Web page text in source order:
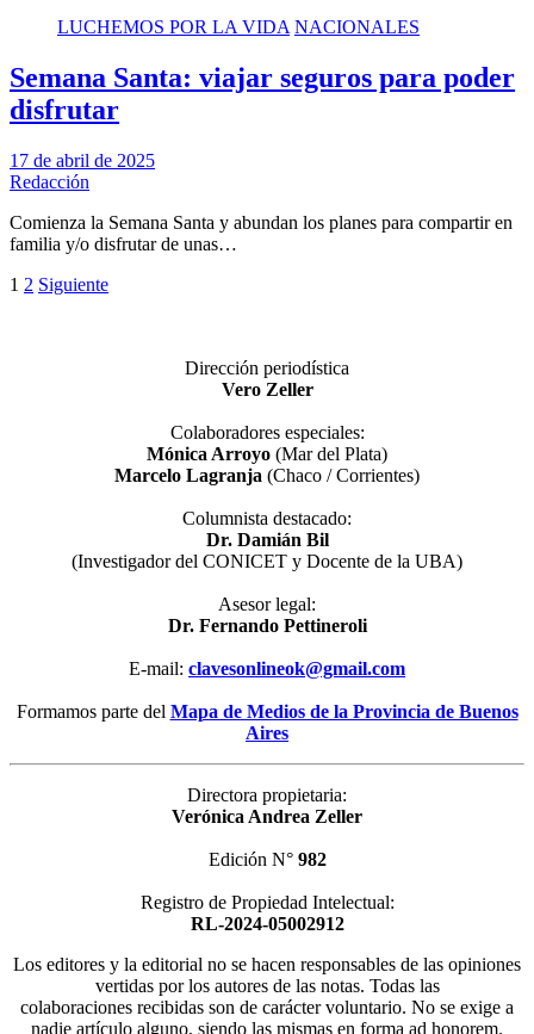
LUCHEMOS POR LA VIDA NACIONALES
Semana Santa: viajar seguros para poder
disfrutar
17 de abril de 2025
Redacción
Comienza la Semana Santa y abundan los planes para compartir en
familia y/o disfrutar de unas…
Paginación
1 2 Siguiente
Dirección periodística
Vero Zeller
Colaboradores especiales:
Mónica Arroyo (Mar del Plata)
Marcelo Lagranja (Chaco / Corrientes)
Columnista destacado:
Dr. Damián Bil
(Investigador del CONICET y Docente de la UBA)
Asesor legal:
Dr. Fernando Pettineroli
E-mail: clavesonlineok@gmail.com
Formamos parte del Mapa de Medios de la Provincia de Buenos
Aires
Directora propietaria:
Verónica Andrea Zeller
Edición N°982
Registro de Propiedad Intelectual:
RL-2024-05002912
Los editores y la editorial no se hacen responsables de las opiniones
vertidas por los autores de las notas. Todas las
colaboraciones recibidas son de carácter voluntario. No se exige a
nadie artículo alguno, siendo las mismas en forma ad honorem.